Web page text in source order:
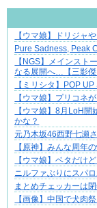
結婚生活の「当たり
【ウマ娘】ドリジャ
Pure Sadness, Peak
【NGS】メインスト
なる展開へ…【三影傑
【ミリシタ】POP
【ウマ娘】プリコネ
【ウマ娘】8月LoH
かな？
元乃木坂46西野七瀬
【原神】みんな周年
【ウマ娘】ベタだけ
ニルファぶりにスパ
まとめチェッカーは
【画像】中国で犬肉